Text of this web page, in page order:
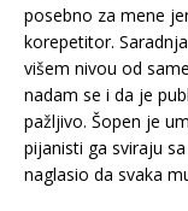
posebno za mene
korepetitor.
višem nivou od
nadam se i da je
pažljivo. Šopen je
pijanisti ga sviraju
naglasio da svaka